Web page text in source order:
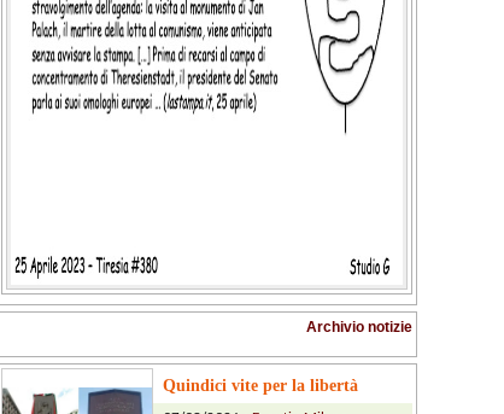
Archivio notizie
Quindici vite per la libertà